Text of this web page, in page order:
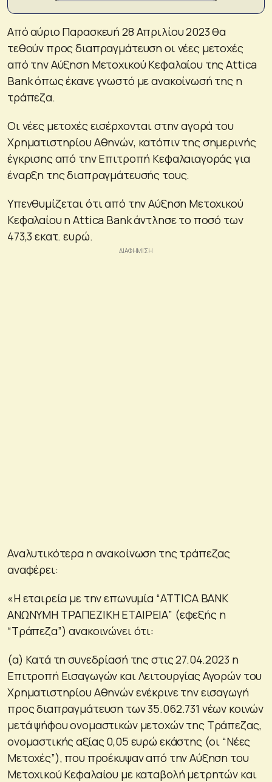
Από αύριο Παρασκευή 28 Απριλίου 2023 θα
τεθούν προς διαπραγμάτευση οι νέες μετοχές
από την Αύξηση Μετοχικού Κεφαλαίου της Attica
Bank όπως έκανε γνωστό με ανακοίνωσή της η
τράπεζα.
Οι νέες μετοχές εισέρχονται στην αγορά του
Χρηματιστηρίου Αθηνών, κατόπιν της σημερινής
έγκρισης από την Επιτροπή Κεφαλαιαγοράς για
έναρξη της διαπραγμάτευσής τους.
Υπενθυμίζεται ότι από την Αύξηση Μετοχικού
Κεφαλαίου η Attica Bank άντλησε το ποσό των
473,3 εκατ. ευρώ.
Αναλυτικότερα η ανακοίνωση της τράπεζας
αναφέρει:
«Η εταιρεία με την επωνυμία “ATTICA BANK
ΑΝΩΝΥΜΗ ΤΡΑΠΕΖΙΚΗ ΕΤΑΙΡΕΙΑ” (εφεξής η
“Τράπεζα”) ανακοινώνει ότι:
(α) Κατά τη συνεδρίασή της στις 27.04.2023 η
Επιτροπή Εισαγωγών και Λειτουργίας Αγορών του
Χρηματιστηρίου Αθηνών ενέκρινε την εισαγωγή
προς διαπραγμάτευση των 35.062.731 νέων κοινών
μετά ψήφου ονομαστικών μετοχών της Τράπεζας,
ονομαστικής αξίας 0,05 ευρώ εκάστης (οι “Νέες
Μετοχές”), που προέκυψαν από την Αύξηση του
Μετοχικού Κεφαλαίου με καταβολή μετρητών και